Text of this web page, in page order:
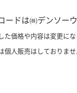
ードは㈱デンソー
た価格や内容は変更にな
個人販売はしておりませ